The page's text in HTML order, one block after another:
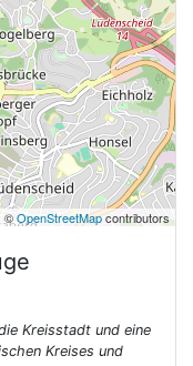
©OpenStreetMapcontributors
Kreisstadt und eine
Kreises und